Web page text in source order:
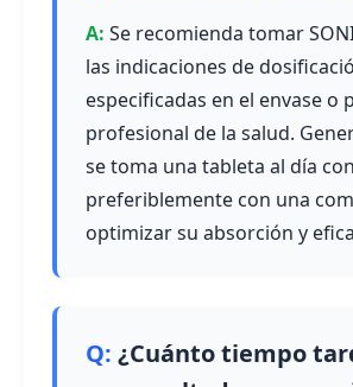
Se recomienda tomar
las indicaciones de
especificadas en el envase o
profesional de la salud.
se toma una tableta al día
preferiblemente con una
optimizar su absorción y
¿Cuánto tiempo